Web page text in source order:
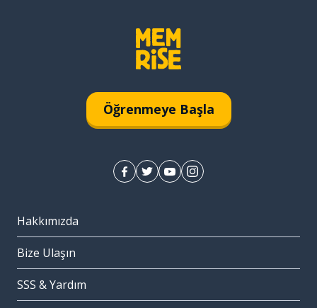
Öğrenmeye Başla
Hakkımızda
Bize Ulaşın
SSS & Yardım